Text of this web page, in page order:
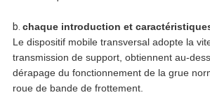
b. chaque introduction et
Le dispositif mobile transversal adopte la
transmission de support, obtiennent au-
dérapage du fonctionnement de la grue
roue de bande de frottement.